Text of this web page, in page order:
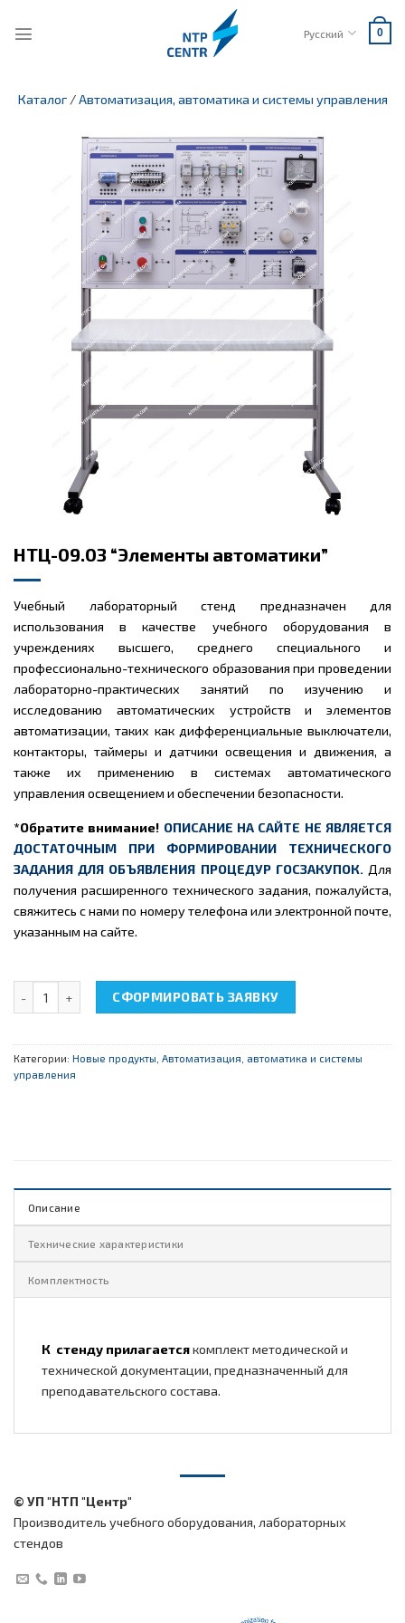
Русский 0
Каталог /Автоматизация, автоматика и системы управления
НТЦ-09.03 “Элементы автоматики”
Учебный лабораторный стенд предназначен для
использования в качестве учебного оборудования в
учреждениях высшего, среднего специального и
профессионально-технического образования при проведении
лабораторно-практических занятий по изучению и
исследованию автоматических устройств и элементов
автоматизации, таких как дифференциальные выключатели,
контакторы, таймеры и датчики освещения и движения, а
также их применению в системах автоматического
управления освещением и обеспечении безопасности.
*Обратите внимание! ОПИСАНИЕ НА САЙТЕ НЕ ЯВЛЯЕТСЯ
ДОСТАТОЧНЫМ ПРИ ФОРМИРОВАНИИ ТЕХНИЧЕСКОГО
ЗАДАНИЯ ДЛЯ ОБЪЯВЛЕНИЯ ПРОЦЕДУР ГОСЗАКУПОК. Для
получения расширенного технического задания, пожалуйста,
свяжитесь с нами по номеру телефона или электронной почте,
указанным на сайте.
Количество товара НТЦ-09.03 "Элементы автоматики"
СФОРМИРОВАТЬ ЗАЯВКУ
Категории: Новые продукты Автоматизация, автоматика и системы
управления
Описание
Технические характеристики
Комплектность
К стенду прилагаетсякомплект методической и
технической документации, предназначенный для
преподавательского состава.
© УП "НТП "Центр"
Производитель учебного оборудования, лабораторных
стендов